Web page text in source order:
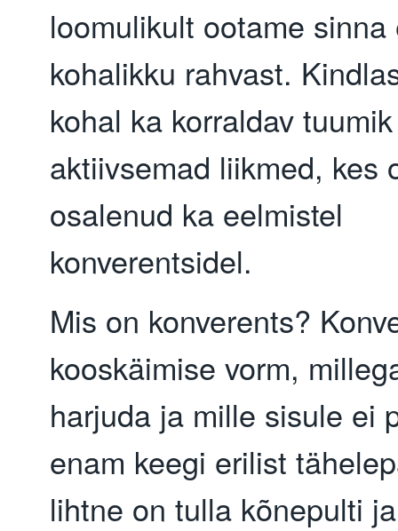
loomulikult ootame sinna
kohalikku rahvast.
kohal ka korraldav
aktiivsemad liikmed, kes
osalenud ka eelmistel
konverentsidel.
Mis on konverents?
kooskäimise vorm,
harjuda ja mille sisule ei
enam keegi erilist
lihtne on tulla kõnepulti